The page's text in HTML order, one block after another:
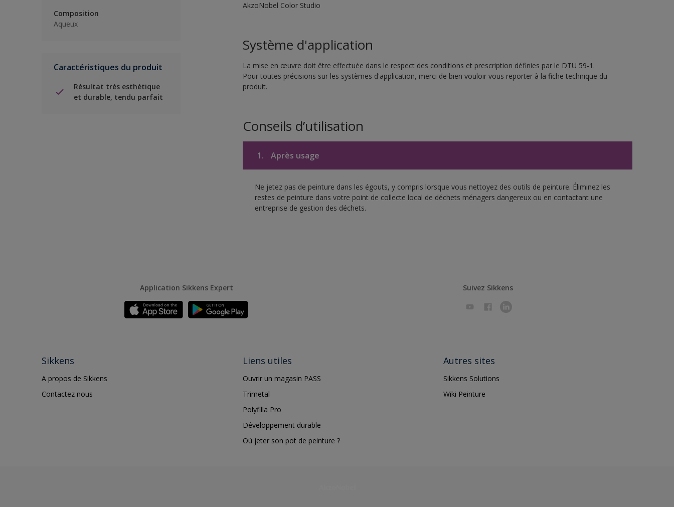
Composition
Aqueux
Caractéristiques du produit
Résultat très esthétique
et durable, tendu parfait
AkzoNobel Color Studio
Système d'application
La mise en œuvre doit être effectuée dans le respect des conditions et prescription définies par le DTU 59-1.
Pour toutes précisions sur les systèmes d'application, merci de bien vouloir vous reporter à la fiche technique du
produit.
Conseils d’utilisation
1. Après usage
Ne jetez pas de peinture dans les égouts, y compris lorsque vous nettoyez des outils de peinture. Éliminez les
restes de peinture dans votre point de collecte local de déchets ménagers dangereux ou en contactant une
entreprise de gestion des déchets.
Application Sikkens Expert Suivez Sikkens
Sikkens
A propos de Sikkens
Contactez nous
Liens utiles
Ouvrir un magasin PASS
Trimetal
Polyfilla Pro
Développement durable
Où jeter son pot de peinture ?
Autres sites
Sikkens Solutions
Wiki Peinture